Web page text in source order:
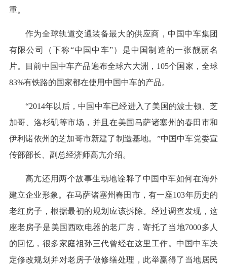
重。
作为全球轨道交通装备最大的供应商，中国中车集团
有限公司（下称“中国中车”）是中国制造的一张靓丽名
片。目前中国中车产品遍布全球六大洲，105个国家，全球
83%有铁路的国家都在使用中国中车的产品。
“2014年以后，中国中车已经进入了美国的波士顿、芝
加哥、洛杉矶等市场，并且在美国马萨诸塞州的春田市和
伊利诺依州的芝加哥市新建了制造基地。”中国中车党委宣
传部部长、副总经济师高亢介绍。
高亢还用两个故事生动地诠释了中国中车如何在海外
建立企业形象。在马萨诸塞州春田市，有一座103年历史的
老红房子，根据最初的规划应该拆除。经过调查发现，这
座老房子是美国西欧电器的老厂房，寄托了当地7000多人
的回忆，很多家庭祖孙三代曾经在这里工作。中国中车决
定修改规划并对老房子做修缮处理，此举赢得了当地居民